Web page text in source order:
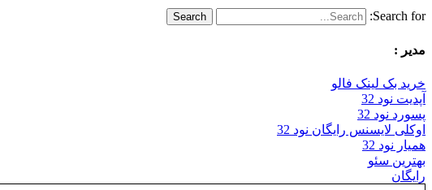
Search for:
مدیر :
خرید بک لینک فالو
آپدیت نود 32
پسورد نود 32
اوکلی لایسنس رایگان نود 32
همیار نود 32
بهترین سئو
رایگان